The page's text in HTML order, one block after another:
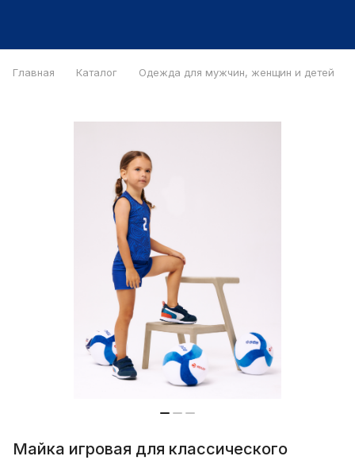
Главная Каталог Одежда для мужчин, женщин и детей
Майка игровая для классического